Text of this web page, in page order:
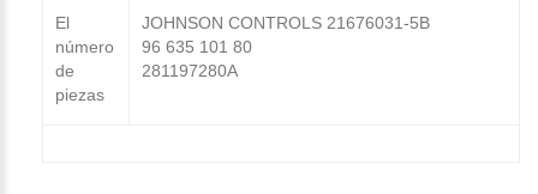
El
número
de
piezas
JOHNSON CONTROLS 21676031-5B
96 635 101 80
281197280A